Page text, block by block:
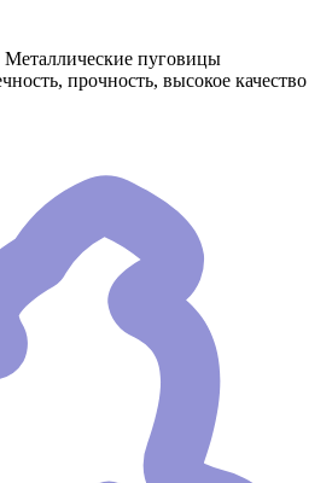
пуговицы
прочность, высокое качество